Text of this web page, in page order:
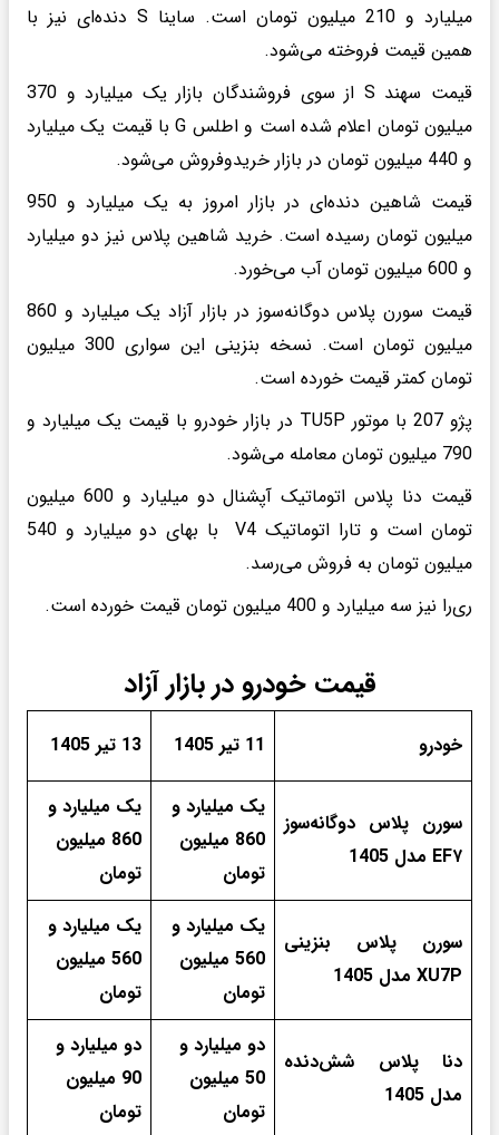
میلیارد و 210 میلیون تومان است. ساینا S دنده‌ای نیز با
همین قیمت فروخته می‌شود.
قیمت سهند S از سوی فروشندگان بازار یک میلیارد و 370
میلیون تومان اعلام شده است و اطلس G با قیمت یک میلیارد
و 440 میلیون تومان در بازار خریدوفروش می‌شود.
قیمت شاهین دنده‌ای در بازار امروز به یک میلیارد و 950
میلیون تومان رسیده است. خرید شاهین پلاس نیز دو میلیارد
و 600 میلیون تومان آب می‌خورد.
قیمت سورن پلاس دوگانه‌سوز در بازار آزاد یک میلیارد و 860
میلیون تومان است. نسخه بنزینی این سواری 300 میلیون
تومان کمتر قیمت خورده است.
پژو 207 با موتور TU5P در بازار خودرو با قیمت یک میلیارد و
790 میلیون تومان معامله می‌شود.
قیمت دنا پلاس اتوماتیک آپشنال دو میلیارد و 600 میلیون
تومان است و تارا اتوماتیک V4 با بهای دو میلیارد و 540
میلیون تومان به فروش می‌رسد.
ری‌را نیز سه میلیارد و 400 میلیون تومان قیمت خورده است.
قیمت خودرو در بازار آزاد
خودرو 11 تیر 1405 13 تیر 1405
سورن پلاس دوگانه‌سوز
EF۷ مدل 1405
یک میلیارد و
860 میلیون
تومان
یک میلیارد و
860 میلیون
تومان
سورن پلاس بنزینی
XU7P مدل 1405
یک میلیارد و
560 میلیون
تومان
یک میلیارد و
560 میلیون
تومان
دنا پلاس شش‌دنده‌‌
مدل 1405
دو میلیارد و
50 میلیون
تومان
دو میلیارد و
90 میلیون
تومان